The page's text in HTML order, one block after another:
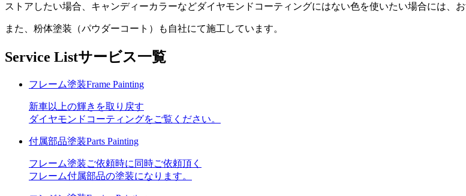
ストアしたい場合、キャンディーカラーなどダイヤモンドコーティングにはない色を使いたい場合には、お
また、粉体塗装（パウダーコート）も自社にて施工しています。
Service Listサービス一覧
フレーム塗装Frame Painting
新車以上の輝きを取り戻す
ダイヤモンドコーティングをご覧ください。
付属部品塗装Parts Painting
フレーム塗装ご依頼時に同時ご依頼頂く
フレーム付属部品の塗装になります。